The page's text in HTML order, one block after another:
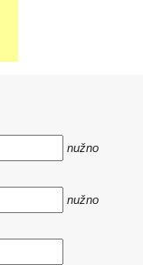
nužno
nužno